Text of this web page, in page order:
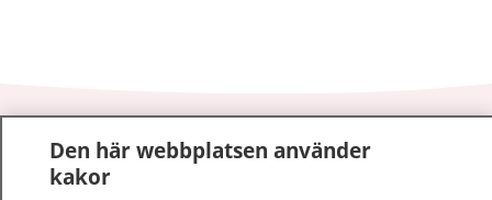
1177–tryggt om din hälsa och vård
Den här webbplatsen använder
kakor